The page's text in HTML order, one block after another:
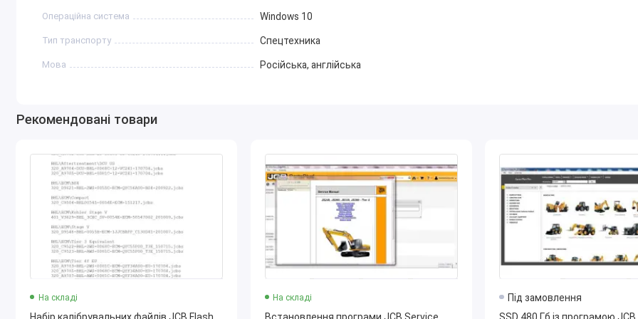
Сумісність:
Програма ідеально підходить для використання в сервісних центрах, магазинах запчастин, а також для
великих власників парку техніки JCB. Вона сумісна з різними операційними системами та може працювати як
Точність і якість: використання оригінальних запчастин гарантує довговічність та надійність роботи техніки JCB.
Підтримка актуальності: регулярні оновлення програми допомагають підтримувати актуальність даних та
забезпечують точність інформації.
Приклад техніки, з якою працює JCB Parts Plus:
JCB 3CX (екскаватор-навантажувач)
JCB 540-170 (телескопічний навантажувач)
JCB 531-70 (телескопічний навантажувач)
Операційна система Windows 10
Тип транспорту Спецтехника
Мова Російська, англійська
Рекомендовані товари
На складі На складі
Під замовлення